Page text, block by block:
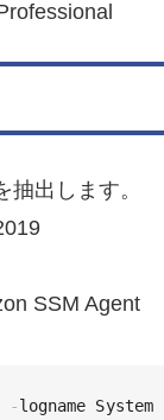
抽出します。
SSM Agent
-logname System